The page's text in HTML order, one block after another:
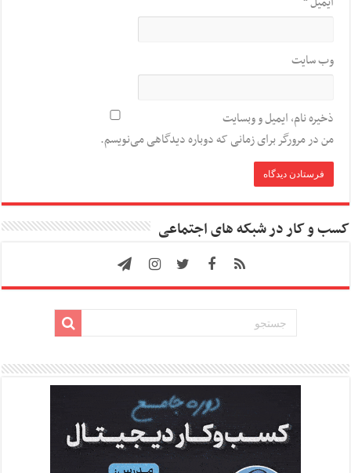
وب‌ سایت
ذخیره نام، ایمیل و وبسایت
من در مرورگر برای زمانی که دوباره دیدگاهی می‌نویسم.
کسب و کار در شبکه های اجتماعی